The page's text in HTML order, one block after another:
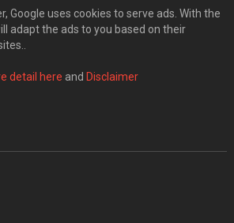
Google uses cookies to serve ads. With the
adapt the ads to you based on their
detail here and Disclaimer